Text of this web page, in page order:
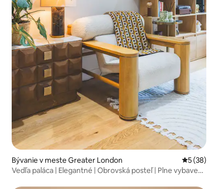
Bývanie v meste Greater London
5 (38)
Vedľa paláca | Elegantné | Obrovská posteľ | Plne vybavená